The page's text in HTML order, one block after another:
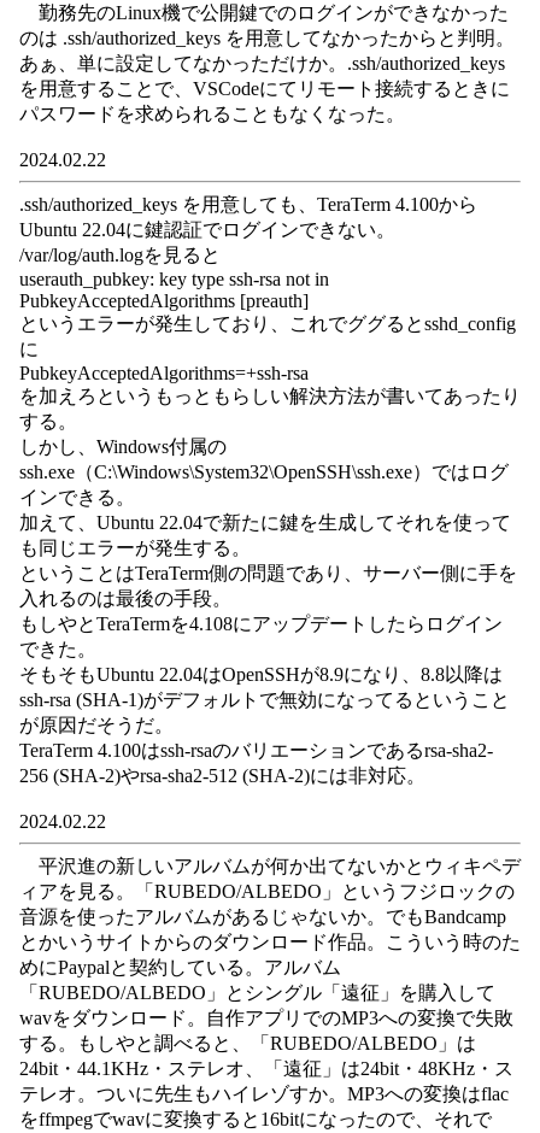
勤務先のLinux機で公開鍵でのログインができなかった
のは .ssh/authorized_keys を用意してなかったからと判明。
あぁ、単に設定してなかっただけか。.ssh/authorized_keys
を用意することで、VSCodeにてリモート接続するときに
パスワードを求められることもなくなった。
2024.02.22
.ssh/authorized_keys を用意しても、TeraTerm 4.100から
Ubuntu 22.04に鍵認証でログインできない。
/var/log/auth.logを見ると
userauth_pubkey: key type ssh-rsa not in
PubkeyAcceptedAlgorithms [preauth]
というエラーが発生しており、これでググるとsshd_config
に
PubkeyAcceptedAlgorithms=+ssh-rsa
を加えろというもっともらしい解決方法が書いてあったり
する。
しかし、Windows付属の
ssh.exe（C:\Windows\System32\OpenSSH\ssh.exe）ではログ
インできる。
加えて、Ubuntu 22.04で新たに鍵を生成してそれを使って
も同じエラーが発生する。
ということはTeraTerm側の問題であり、サーバー側に手を
入れるのは最後の手段。
もしやとTeraTermを4.108にアップデートしたらログイン
できた。
そもそもUbuntu 22.04はOpenSSHが8.9になり、8.8以降は
ssh-rsa (SHA-1)がデフォルトで無効になってるということ
が原因だそうだ。
TeraTerm 4.100はssh-rsaのバリエーションであるrsa-sha2-
256 (SHA-2)やrsa-sha2-512 (SHA-2)には非対応。
2024.02.22
平沢進の新しいアルバムが何か出てないかとウィキペデ
ィアを見る。「RUBEDO/ALBEDO」というフジロックの
音源を使ったアルバムがあるじゃないか。でもBandcamp
とかいうサイトからのダウンロード作品。こういう時のた
めにPaypalと契約している。アルバム
「RUBEDO/ALBEDO」とシングル「遠征」を購入して
wavをダウンロード。自作アプリでのMP3への変換で失敗
する。もしやと調べると、「RUBEDO/ALBEDO」は
24bit・44.1KHz・ステレオ、「遠征」は24bit・48KHz・ス
テレオ。ついに先生もハイレゾすか。MP3への変換はflac
をffmpegでwavに変換すると16bitになったので、それで